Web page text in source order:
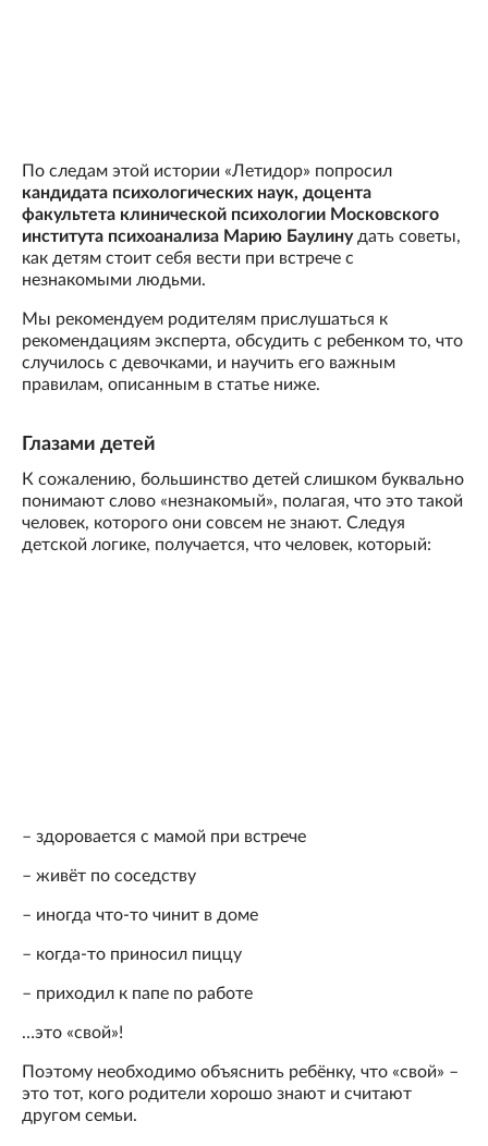
По следам этой истории «Летидор» попросил
кандидата психологических наук, доцента
факультета клинической психологии Московского
института психоанализа Марию Баулинудать советы,
как детям стоит себя вести при встрече с
незнакомыми людьми.
Мы рекомендуем родителям прислушаться к
рекомендациям эксперта, обсудить с ребенком то, что
случилось с девочками, и научить его важным
правилам, описанным в статье ниже.
Глазами детей
К сожалению, большинство детей слишком буквально
понимают слово «незнакомый», полагая, что это такой
человек, которого они совсем не знают. Следуя
детской логике, получается, что человек, который:
– здоровается с мамой при встрече
– живёт по соседству
– иногда что-то чинит в доме
– когда-то приносил пиццу
– приходил к папе по работе
…это «свой»!
Поэтому необходимо объяснить ребёнку, что «свой» –
это тот, кого родители хорошо знают и считают
другом семьи.